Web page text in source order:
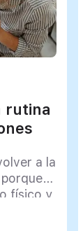
rutina
a la
físico y